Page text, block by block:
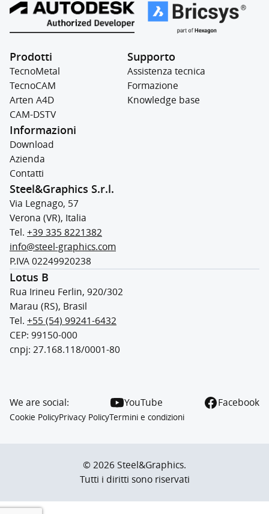
Prodotti
TecnoMetal
TecnoCAM
Arten A4D
CAM-DSTV
Supporto
Assistenza tecnica
Formazione
Knowledge base
Informazioni
Download
Azienda
Contatti
Steel&Graphics S.r.l.
Via Legnago, 57
Verona (VR), Italia
Tel. +39 335 8221382
info@steel-graphics.com
P.IVA 02249920238
Lotus B
Rua Irineu Ferlin, 920/302
Marau (RS), Brasil
Tel. +55 (54) 99241-6432
CEP: 99150-000
cnpj: 27.168.118/0001-80
We are social: YouTube Facebook
Cookie PolicyPrivacy PolicyTermini e condizioni
© 2026 Steel&Graphics.
Tutti i diritti sono riservati